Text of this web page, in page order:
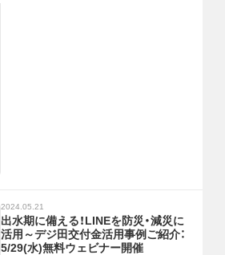
2024.05.21
出水期に備える！LINEを防災・減災に
活用～デジ田交付金活用事例ご紹介：
5/29(水)無料ウェビナー開催